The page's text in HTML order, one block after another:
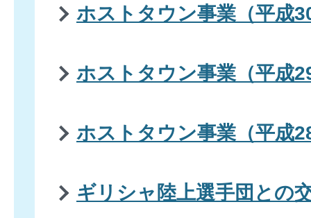
ホストタウン事業（平成
ホストタウン事業（平成
ホストタウン事業（平成
ギリシャ陸上選手団との